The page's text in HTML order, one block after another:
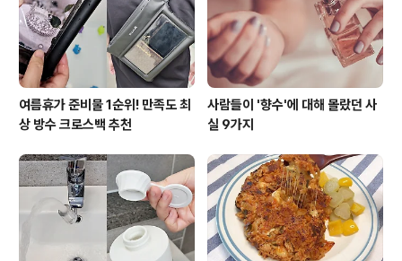
가방에 몇 장 넣어 다니다가 필요할 때 바로 사용할 수 있어
여름철 휴대용 ..
여름휴가 준비물 1순위! 만족도 최
상 방수 크로스백 추천
사람들이 '향수'에 대해 몰랐던 사
실 9가지